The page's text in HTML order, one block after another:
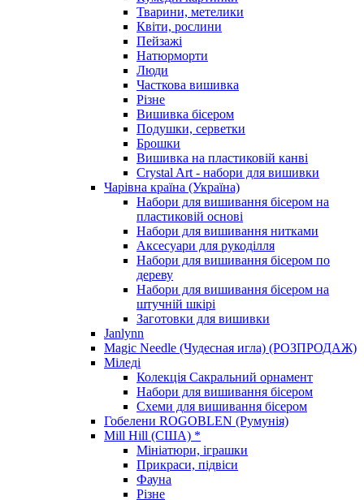
Тварини, метелики
Квіти, рослини
Пейзажі
Натюрморти
Люди
Часткова вишивка
Різне
Вишивка бісером
Подушки, серветки
Брошки
Вишивка на пластиковій канві
Crystal Art - набори для вишивки
Чарівна країна (Україна)
Набори для вишивання бісером на
пластиковій основі
Набори для вишивання нитками
Аксесуари для рукоділля
Набори для вишивання бісером по
дереву
Набори для вишивання бісером на
штучній шкірі
Заготовки для вишивки
Janlynn
Magic Needle (Чудесная игла) (РОЗПРОДАЖ)
Міледі
Колекція Сакральний орнамент
Набори для вишивання бісером
Схеми для вишивання бісером
Гобелени ROGOBLEN (Румунія)
Mill Hill (США) *
Мініатюри, іграшки
Прикраси, підвіси
Фауна
Різне